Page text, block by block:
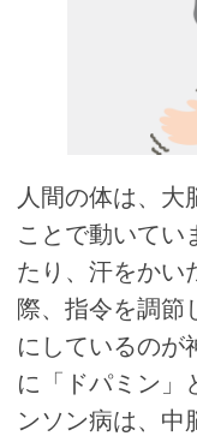
人間の体は、大
ことで動いてい
たり、汗をかい
際、指令を調節
にしているのが
に「ドパミン」
ンソン病は、中